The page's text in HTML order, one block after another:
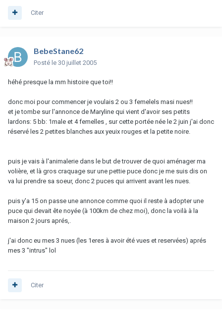
Citer
BebeStane62
Posté le 30 juillet 2005
héhé presque la mm histoire que toi!!
donc moi pour commencer je voulais 2 ou 3 femelels masi nues!!
et je tombe sur l'annonce de Maryline qui vient d'avoir ses petits
lardons: 5 bb: 1male et 4 femelles , sur cette portée née le 2 juin j'ai donc
réservé les 2 petites blanches aux yeuix rouges et la petite noire.
puis je vais à l'animalerie dans le but de trouver de quoi aménager ma
volière, et là gros craquage sur une pettie puce donc je me suis dis on
va lui prendre sa soeur, donc 2 puces qui arrivent avant les nues.
puis y'a 15 on passe une annonce comme quoi il reste à adopter une
puce qui devait ête noyée (à 100km de chez moi), donc la voilà à la
maison 2 jours aprés,.
j'ai donc eu mes 3 nues (les 1eres à avoir été vues et reservées) aprés
mes 3 "intrus" lol
Citer